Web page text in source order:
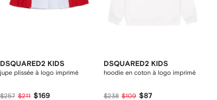
DSQUARED2 KIDS
jupe plissée à logo imprimé
$257 $211 $169
DSQUARED2 KIDS
hoodie en coton à logo imprimé
$238 $109 $87